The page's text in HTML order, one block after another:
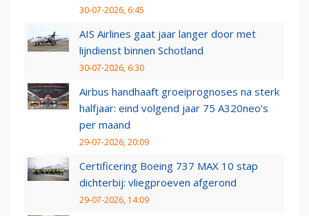
30-07-2026, 6:45
AIS Airlines gaat jaar langer door met
lijndienst binnen Schotland
30-07-2026, 6:30
Airbus handhaaft groeiprognoses na sterk
halfjaar: eind volgend jaar 75 A320neo’s
per maand
29-07-2026, 20:09
Certificering Boeing 737 MAX 10 stap
dichterbij: vliegproeven afgerond
29-07-2026, 14:09